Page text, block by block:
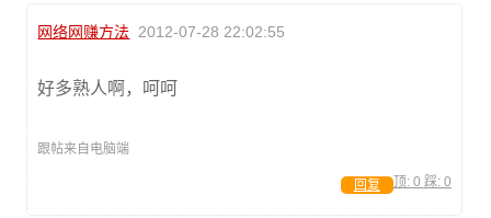
网络网赚方法 2012-07-28 22:02:55
好多熟人啊，呵呵
跟帖来自电脑端
顶: 0 踩: 0
回复